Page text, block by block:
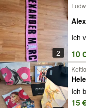
2
Ich
10 €
Kettig
Ich
15 €